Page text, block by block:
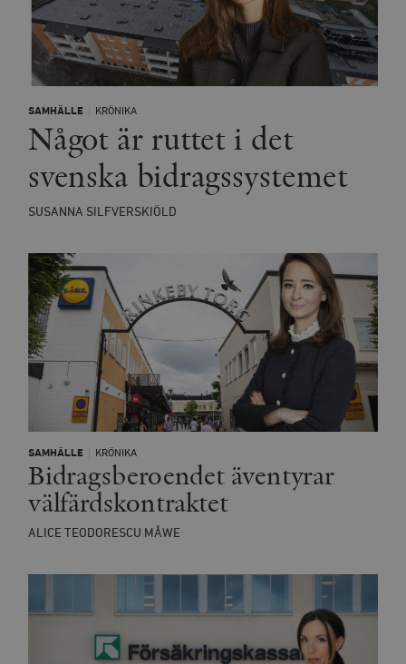
SAMHÄLLE KRÖNIKA
Något är ruttet i det
svenska bidragssystemet
SUSANNA SILFVERSKIÖLD
SAMHÄLLE KRÖNIKA
Bidragsberoendet äventyrar
välfärdskontraktet
ALICE TEODORESCU MÅWE